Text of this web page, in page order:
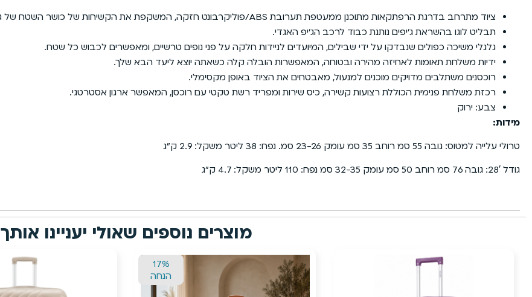
ציוד מתרחב בדרגת הרפתקאות מתוכנן ממעטפת תערובת ABS/פוליקרבונט חזקה, המשקפת את הקשיחות של כושר השטח של ג’יפים.
תבליט לוגו בהשראת ג’יפים נותנת כבוד לרכב הג’יפ האגדי.
גלגלי משיכה כפולים שנבדקו על ידי שבילים, המיועדים לניידות חלקה על פני נופים טרשיים, ומאפשרים לכבוש כל שטח.
ידיות משלחת תאומות לאחיזה מהירה ובטוחה, המאפשרות הובלה קלה כשאתה יוצא ליעד הבא שלך.
רוכסנים משתלבים מדויקים מוכנים למנעול, מאבטחים את הציוד באופן מקסימלי.
רכזת משלחת פנימית הכוללת רצועות קשירה, כיס שירות ומפריד רשת טקטי עם רוכסן, המאפשר ארגון אסטרטגי.
צבע: ירוק
מידות:
טרולי עלייה למטוס: גובה 55 סמ רוחב 35 סמ עומק 23-26 סמ. נפח: 38 ליטר משקל: 2.9 ק”ג
גודל 28′: גובה 76 סמ רוחב 50 סמ עומק 32-35 סמ נפח: 110 ליטר משקל: 4.7 ק”ג
מוצרים נוספים שאולי יעניינו אותך
13%
הנחה